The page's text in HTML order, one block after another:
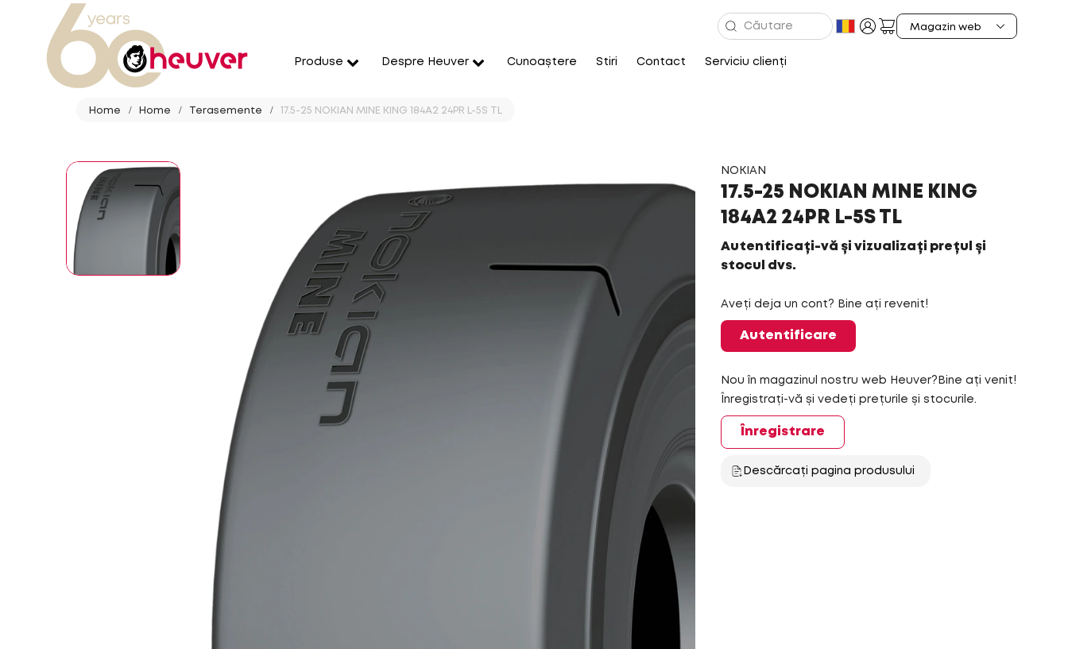
Produse Despre Heuver Cunoaștere Stiri Contact Serviciu clienți
Home Home Terasemente 17.5-25 NOKIAN MINE KING 184A2 24PR L-5S TL
NOKIAN
17.5-25 NOKIAN MINE KING
184A2 24PR L-5S TL
Autentificați-vă și vizualizați prețul și
stocul dvs.
Aveți deja un cont? Bine ați revenit!
Autentificare
Nou în magazinul nostru web Heuver?Bine ați venit!
Înregistrați-vă și vedeți prețurile și stocurile.
Înregistrare
Descărcați pagina produsului